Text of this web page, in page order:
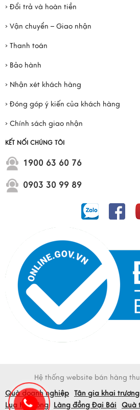
› Đổi trả và hoàn tiền
› Vận chuyển – Giao nhận
› Thanh toán
› Bảo hành
› Nhận xét khách hàng
› Đóng góp ý kiến của khách hàng
› Chính sách giao nhận
KẾT NỐI CHÚNG TÔI
1900 63 60 76
0903 30 99 89
Hệ thống website bán hàng
Quà doanh nghiệp Tân gia khai trương
Lụa Hà Đông
Làng đồng Đại Bái Quà